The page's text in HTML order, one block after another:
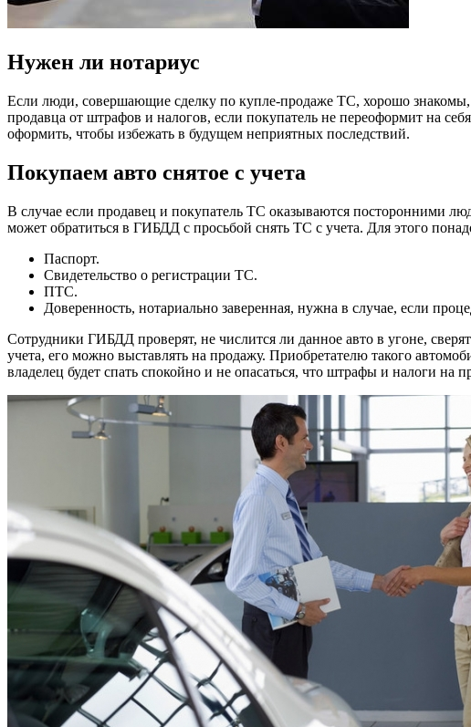
Нужен ли нотариус
Если люди, совершающие сделку по купле-продаже ТС, хорошо знакомы,
продавца от штрафов и налогов, если покупатель не переоформит на
оформить, чтобы избежать в будущем неприятных последствий.
Покупаем авто снятое с учета
В случае если продавец и покупатель ТС оказываются посторонними
может обратиться в ГИБДД с просьбой снять ТС с учета. Для этого
Паспорт.
Свидетельство о регистрации ТС.
ПТС.
Доверенность, нотариально заверенная, нужна в случае, если
Сотрудники ГИБДД проверят, не числится ли данное авто в угоне,
учета, его можно выставлять на продажу. Приобретателю такого
владелец будет спать спокойно и не опасаться, что штрафы и налоги на